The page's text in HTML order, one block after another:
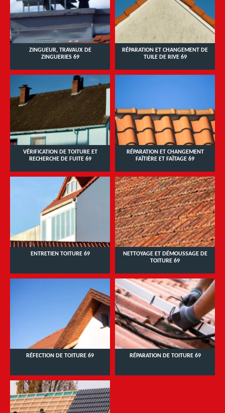
ZINGUEUR, TRAVAUX DE
ZINGUERIES 69
RÉPARATION ET CHANGEMENT DE
TUILE DE RIVE 69
VÉRIFICATION DE TOITURE ET
RECHERCHE DE FUITE 69
RÉPARATION ET CHANGEMENT
FAÎTIÈRE ET FAÎTAGE 69
ENTRETIEN TOITURE 69
NETTOYAGE ET DÉMOUSSAGE DE
TOITURE 69
RÉFECTION DE TOITURE 69 RÉPARATION DE TOITURE 69